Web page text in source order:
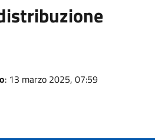
: 13 marzo 2025, 07:59